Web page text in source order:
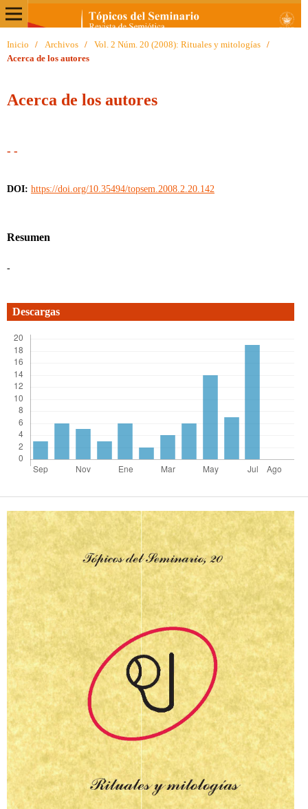
Inicio / Archivos / Vol. 2 Núm. 20 (2008): Rituales y mitologías
/
Acerca de los autores
Acerca de los autores
- -
DOI: https://doi.org/10.35494/topsem.2008.2.20.142
Resumen
-
Descargas